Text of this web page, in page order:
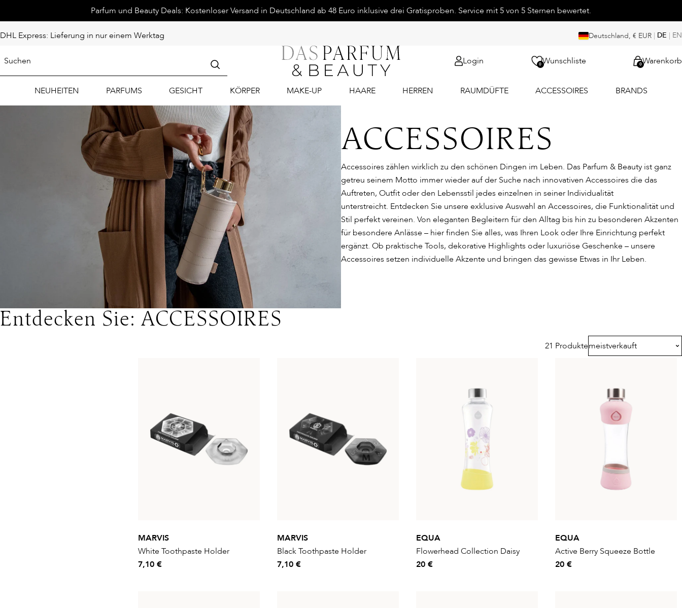
Parfum und Beauty Deals: Kostenloser Versand in Deutschland ab 48 Euro inklusive drei Gratisproben. Service mit 5 von 5 Sternen bewertet.
DHL Express: Lieferung in nur einem Werktag Deutschland, € EUR | DE | EN
Login 0Wunschliste 0Warenkorb
NEUHEITEN PARFUMS GESICHT KÖRPER MAKE-UP HAARE HERREN RAUMDÜFTE ACCESSOIRES BRANDS
ACCESSOIRES
Accessoires zählen wirklich zu den schönen Dingen im Leben. Das Parfum & Beauty ist ganz
getreu seinem Motto immer wieder auf der Suche nach innovativen Accessoires die das
Auftreten, Outfit oder den Lebensstil jedes einzelnen in seiner Individualität
unterstreicht. Entdecken Sie unsere exklusive Auswahl an Accessoires, die Funktionalität und
Stil perfekt vereinen. Von eleganten Begleitern für den Alltag bis hin zu besonderen Akzenten
für besondere Anlässe – hier finden Sie alles, was Ihren Look oder Ihre Einrichtung perfekt
ergänzt. Ob praktische Tools, dekorative Highlights oder luxuriöse Geschenke – unsere
Accessoires setzen individuelle Akzente und bringen das gewisse Etwas in Ihr Leben.
Entdecken Sie: ACCESSOIRES
21 Produktemeistverkauft
MARVIS
White Toothpaste Holder
7,10 €
MARVIS
Black Toothpaste Holder
7,10 €
EQUA
Flowerhead Collection Daisy
20 €
EQUA
Active Berry Squeeze Bottle
20 €